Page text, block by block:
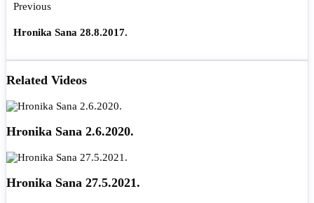
Previous
Hronika Sana 28.8.2017.
Related Videos
Hronika Sana 2.6.2020.
Hronika Sana 27.5.2021.